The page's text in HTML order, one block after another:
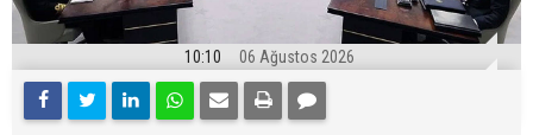
10:10 06 Ağustos 2026